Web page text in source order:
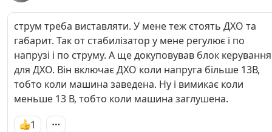
струм треба виставляти. У мене теж стоять ДХО та
габарит. Так от стабилізатор у мене регулює і по
напрузі і по струму. А ще докуповував блок керування
для ДХО. Він включає ДХО коли напруга більше 13В,
тобто коли машина заведена. Ну і вимикає коли
меньше 13 В, тобто коли машина заглушена.
1